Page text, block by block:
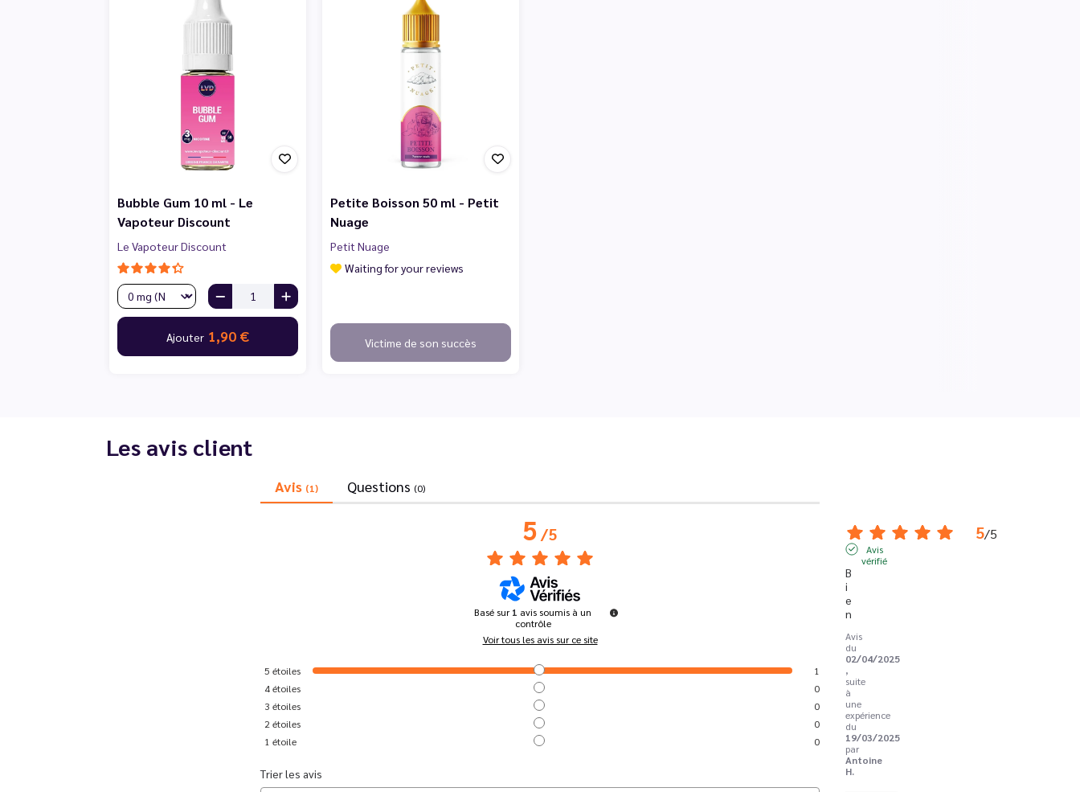
Bubble Gum 10 ml - Le
Vapoteur Discount
Le Vapoteur Discount
Ajouter 1,90 €
Petite Boisson 50 ml - Petit
Nuage
Petit Nuage
Waiting for your reviews
Victime de son succès
Les avis client
Avis (1) Questions (0)
5/5
Basé sur1 avis soumis à un
contrôle
Voir tous les avis sur ce site
5 étoiles
1
4étoiles
0
3 étoiles
0
2 étoiles
0
1 étoile 0
Trier les avis
5/5
Avis
vérifié
B
i
e
n
Avis
du
02/04/2025
,
suite
à
une
expérience
du
19/03/2025
par
Antoine
H.